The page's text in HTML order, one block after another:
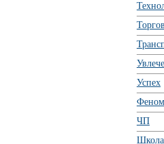
Успех
ЧП